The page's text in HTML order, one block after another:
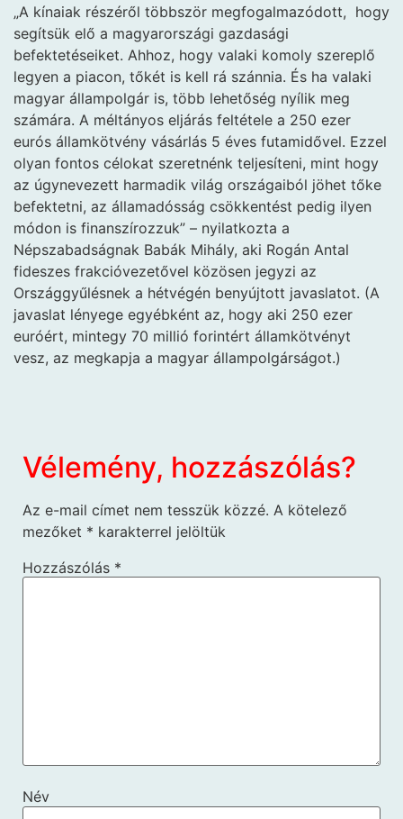
„A kínaiak részéről többször megfogalmazódott, hogy
segítsük elő a magyarországi gazdasági
befektetéseiket. Ahhoz, hogy valaki komoly szereplő
legyen a piacon, tőkét is kell rá szánnia. És ha valaki
magyar állampolgár is, több lehetőség nyílik meg
számára. A méltányos eljárás feltétele a 250 ezer
eurós államkötvény vásárlás 5 éves futamidővel. Ezzel
olyan fontos célokat szeretnénk teljesíteni, mint hogy
az úgynevezett harmadik világ országaiból jöhet tőke
befektetni, az államadósság csökkentést pedig ilyen
módon is finanszírozzuk” – nyilatkozta a
Népszabadságnak Babák Mihály, aki Rogán Antal
fideszes frakcióvezetővel közösen jegyzi az
Országgyűlésnek a hétvégén benyújtott javaslatot. (A
javaslat lényege egyébként az, hogy aki 250 ezer
euróért, mintegy 70 millió forintért államkötvényt
vesz, az megkapja a magyar állampolgárságot.)
Vélemény, hozzászólás?
Az e-mail címet nem tesszük közzé. A kötelező
mezőket * karakterrel jelöltük
Hozzászólás *
Név